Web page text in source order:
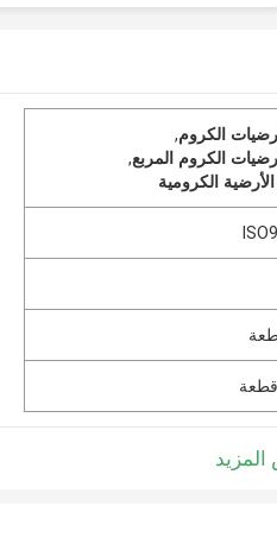
الكروم,
الكروم المربع,
الكرومية